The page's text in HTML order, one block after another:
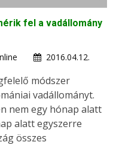
fel a vadállomány
2016.04.12.
módszer
vadállományt.
nem egy hónap alatt
alatt egyszerre
összes